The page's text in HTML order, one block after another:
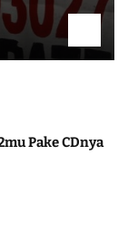
Pake CDnya